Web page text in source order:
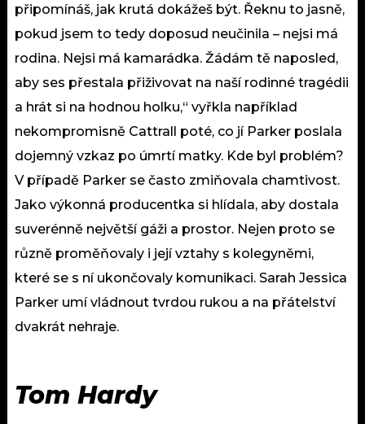
připomínáš, jak krutá dokážeš být. Řeknu to jasně,
pokud jsem to tedy doposud neučinila – nejsi má
rodina. Nejsi má kamarádka. Žádám tě naposled,
aby ses přestala přiživovat na naší rodinné tragédii
a hrát si na hodnou holku,“ vyřkla například
nekompromisně Cattrall poté, co jí Parker poslala
dojemný vzkaz po úmrtí matky. Kde byl problém?
V případě Parker se často zmiňovala chamtivost.
Jako výkonná producentka si hlídala, aby dostala
suverénně největší gáži a prostor. Nejen proto se
různě proměňovaly i její vztahy s kolegyněmi,
které se s ní ukončovaly komunikaci. Sarah Jessica
Parker umí vládnout tvrdou rukou a na přátelství
dvakrát nehraje.
Tom Hardy